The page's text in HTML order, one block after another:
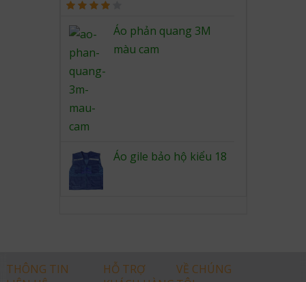
4.00 out
of 5
Áo phản quang 3M
màu cam
Áo gile bảo hộ kiểu 18
THÔNG TIN
HỖ TRỢ
VỀ CHÚNG